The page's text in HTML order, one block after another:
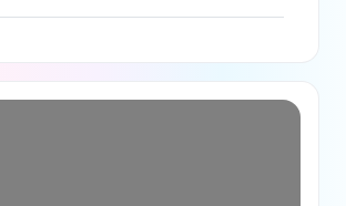
Per saperne di più